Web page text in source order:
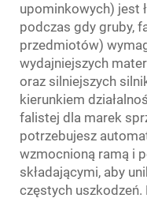
upominkowych) jest
podczas gdy gruby,
przedmiotów)
wydajniejszych
oraz silniejszych
kierunkiem
falistej dla marek
potrzebujesz
wzmocnioną ramą i
składającymi, aby
częstych